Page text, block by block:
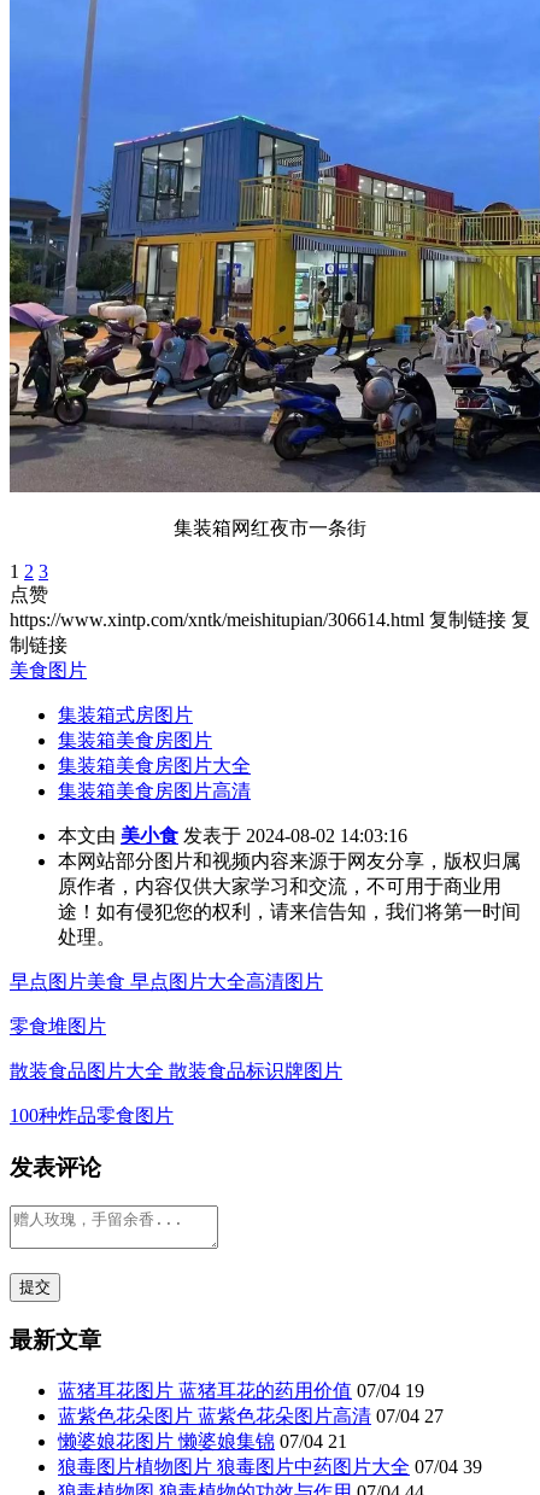
集装箱网红夜市一条街
1 2 3
点赞
https://www.xintp.com/xntk/meishitupian/306614.html 复制链接 复
制链接
美食图片
集装箱式房图片
集装箱美食房图片
集装箱美食房图片大全
集装箱美食房图片高清
本文由 美小食 发表于 2024-08-02 14:03:16
本网站部分图片和视频内容来源于网友分享，版权归属
原作者，内容仅供大家学习和交流，不可用于商业用
途！如有侵犯您的权利，请来信告知，我们将第一时间
处理。
早点图片美食 早点图片大全高清图片
零食堆图片
散装食品图片大全 散装食品标识牌图片
100种炸品零食图片
发表评论
最新文章
蓝猪耳花图片 蓝猪耳花的药用价值 07/04 19
蓝紫色花朵图片 蓝紫色花朵图片高清 07/04 27
懒婆娘花图片 懒婆娘集锦 07/04 21
狼毒图片植物图片 狼毒图片中药图片大全 07/04 39